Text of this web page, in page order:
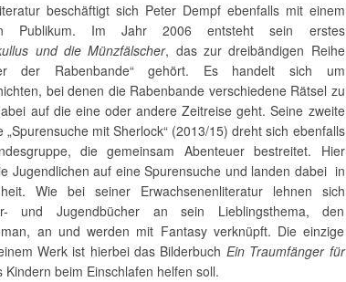
beschäftigt sich Peter Dempf ebenfalls mit einem
Publikum. Im Jahr 2006 entsteht sein erstes
und die Münzfälscher, das zur dreibändigen Reihe
der Rabenbande“ gehört. Es handelt sich um
bei denen die Rabenbande verschiedene Rätsel zu
auf die eine oder andere Zeitreise geht. Seine zweite
„Spurensuche mit Sherlock“ (2013/15) dreht sich ebenfalls
die gemeinsam Abenteuer bestreitet. Hier
Jugendlichen auf eine Spurensuche und landen dabei in
Wie bei seiner Erwachsenenliteratur lehnen sich
und Jugendbücher an sein Lieblingsthema, den
an und werden mit Fantasy verknüpft. Die einzige
Werk ist hierbei das Bilderbuch Ein Traumfänger für
Kindern beim Einschlafen helfen soll.